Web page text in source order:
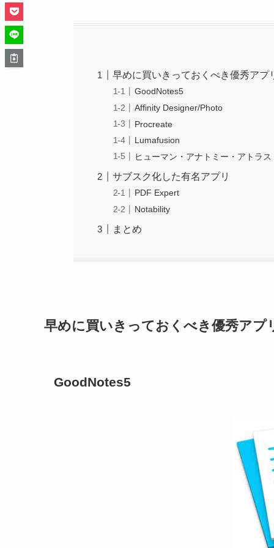
早めに買いきっておくべき優秀アプ
GoodNotes5
Affinity Designer/Photo
Procreate
Lumafusion
ヒューマン・アナトミー・アトラス
サブスク化した有名アプリ
PDF Expert
Notability
まとめ
早めに買いきっておくべき優秀アプ
GoodNotes5